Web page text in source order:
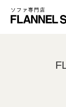
ソファ専門店